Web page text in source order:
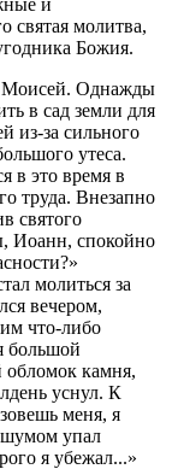
святая молитва,
Божия.
Моисей. Однажды
в сад земли для
из-за сильного
утеса.
в это время в
труда. Внезапно
святого
Иоанн, спокойно
молиться за
вечером,
что-либо
большой
обломок камня,
уснул. К
меня, я
шумом упал
я убежал...»